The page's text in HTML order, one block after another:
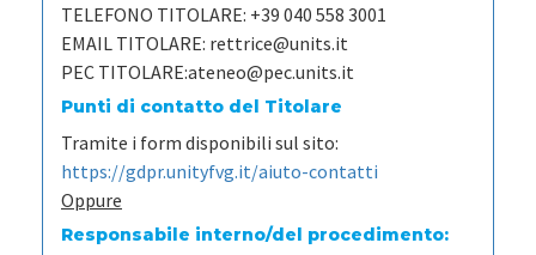
TELEFONO TITOLARE: +39 040 558 3001
EMAIL TITOLARE: rettrice@units.it
PEC TITOLARE:ateneo@pec.units.it
Punti di contatto del Titolare
Tramite i form disponibili sul sito:
https://gdpr.unityfvg.it/aiuto-contatti
Oppure
Responsabile interno/del procedimento: